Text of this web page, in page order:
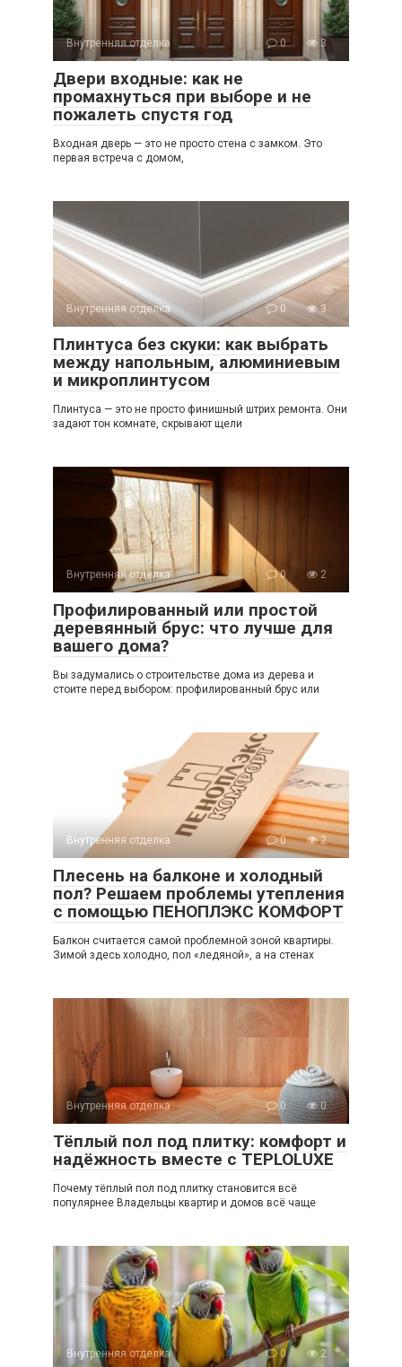
Внутренняя отделка 0 3
Двери входные: как не
промахнуться при выборе и не
пожалеть спустя год
Входная дверь — это не просто стена с замком. Это
первая встреча с домом,
Внутренняя отделка 0 3
Плинтуса без скуки: как выбрать
между напольным, алюминиевым
и микроплинтусом
Плинтуса — это не просто финишный штрих ремонта. Они
задают тон комнате, скрывают щели
Внутренняя отделка 0 2
Профилированный или простой
деревянный брус: что лучше для
вашего дома?
Вы задумались о строительстве дома из дерева и
стоите перед выбором: профилированный брус или
Внутренняя отделка 0 2
Плесень на балконе и холодный
пол? Решаем проблемы утепления
с помощью ПЕНОПЛЭКС КОМФОРТ
Балкон считается самой проблемной зоной квартиры.
Зимой здесь холодно, пол «ледяной», а на стенах
Внутренняя отделка 0 0
Тёплый пол под плитку: комфорт и
надёжность вместе с TEPLOLUXE
Почему тёплый пол под плитку становится всё
популярнее Владельцы квартир и домов всё чаще
Внутренняя отделка 0 2